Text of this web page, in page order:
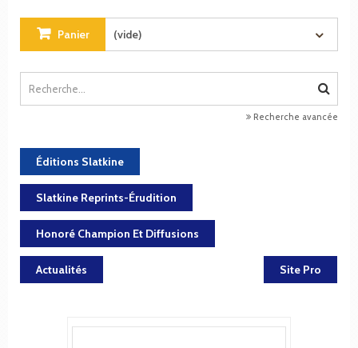
Panier (vide)
Recherche avancée
Éditions Slatkine
Slatkine Reprints-Érudition
Honoré Champion Et Diffusions
Actualités Site Pro